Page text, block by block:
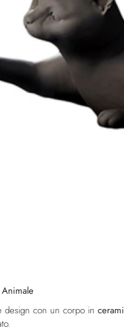
design con un corpo in